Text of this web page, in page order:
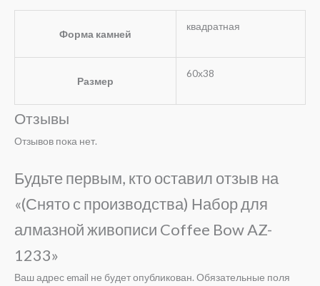
Форма камней
квадратная
Размер
60х38
Отзывы
Отзывов пока нет.
Будьте первым, кто оставил отзыв на
«(Снято с производства) Набор для
алмазной живописи Coffee Bow AZ-
1233»
Ваш адрес email не будет опубликован. Обязательные поля